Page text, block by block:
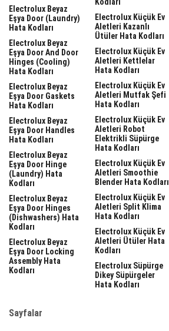
Electrolux Beyaz
Eşya Door (laundry)
Hata Kodları
Electrolux Beyaz
Eşya Door And Door
Hinges (cooling)
Hata Kodları
Electrolux Beyaz
Eşya Door Gaskets
Hata Kodları
Electrolux Beyaz
Eşya Door Handles
Hata Kodları
Electrolux Beyaz
Eşya Door Hinge
(laundry) Hata
Kodları
Electrolux Beyaz
Eşya Door Hinges
(dishwashers) Hata
Kodları
Electrolux Beyaz
Eşya Door Locking
Assembly Hata
Kodları
Electrolux Küçük Ev
Aletleri Kazanlı
Ütüler Hata Kodları
Electrolux Küçük Ev
Aletleri Kettlelar
Hata Kodları
Electrolux Küçük Ev
Aletleri Mutfak Şefi
Hata Kodları
Electrolux Küçük Ev
Aletleri Robot
Elektrikli Süpürge
Hata Kodları
Electrolux Küçük Ev
Aletleri Smoothie
Blender Hata Kodları
Electrolux Küçük Ev
Aletleri Split Klima
Hata Kodları
Electrolux Küçük Ev
Aletleri Ütüler Hata
Kodları
Electrolux Süpürge
Dikey Süpürgeler
Hata Kodları
Sayfalar